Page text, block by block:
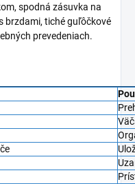
spodná zásuvka na
brzdami, tiché guľôčkové
prevedeniach.